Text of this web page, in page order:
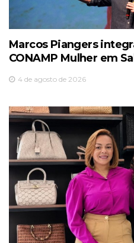
Marcos Piangers
CONAMP Mulher em
4 de agosto de 2026